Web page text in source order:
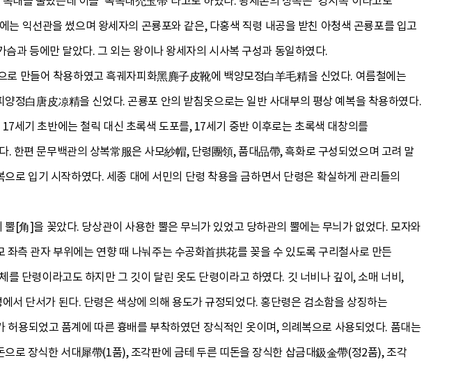
익선관을 썼으며 왕세자의 곤룡포와 같은, 다홍색 직령 내공을 받친 아청색 곤룡포를 입고
과 등에만 달았다. 그 외는 왕이나 왕세자의 시사복 구성과 동일하였다.
만들어 착용하였고 흑궤자피화黑麂子皮靴에 백양모정白羊毛精을 신었다. 여름철에는
정白唐皮凉精을 신었다. 곤룡포 안의 받침옷으로는 일반 사대부의 평상 예복을 착용하였다.
세기 초반에는 철릭 대신 초록색 도포를, 17세기 중반 이후로는 초록색 대창의를
. 한편 문무백관의 상복常服은 사모紗帽, 단령團領, 품대品帶, 흑화로 구성되었으며 고려 말
로 입기 시작하였다. 세종 대에 서민의 단령 착용을 금하면서 단령은 확실하게 관리들의
[角]을 꽂았다. 당상관이 사용한 뿔은 무늬가 있었고 당하관의 뿔에는 무늬가 없었다. 모자와
측 관자 부위에는 연향 때 나눠주는 수공화首拱花를 꽂을 수 있도록 구리철사로 만든
단령이라고도 하지만 그 깃이 달린 옷도 단령이라고 하였다. 깃 너비나 깊이, 소매 너비,
서 단서가 된다. 단령은 색상에 의해 용도가 규정되었다. 홍단령은 검소함을 상징하는
용되었고 품계에 따른 흉배를 부착하였던 장식적인 옷이며, 의례복으로 사용되었다. 품대는
로 장식한 서대犀帶(1품), 조각판에 금테 두른 띠돈을 장식한 삽금대鈒金帶(정2품), 조각